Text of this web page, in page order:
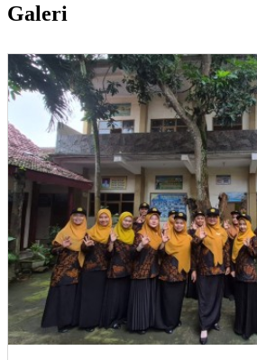
Galeri